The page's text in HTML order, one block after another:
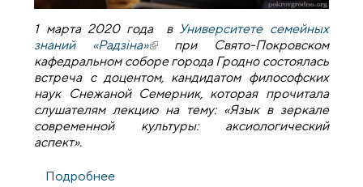
1 марта 2020 года в Университете семейных
знаний «Радзіна»(внешняя ссылка)
при Свято-Покровском
кафедральном соборе города Гродно состоялась
встреча с доцентом, кандидатом философских
наук Снежаной Семерник, которая прочитала
слушателям лекцию на тему: «Язык в зеркале
современной культуры: аксиологический
аспект».
Подробнее